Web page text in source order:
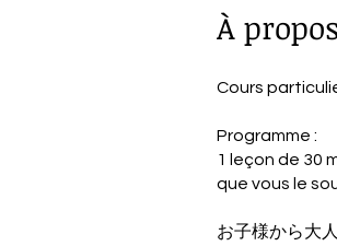
À
Cours
Programme :
1 leçon de 30
que vous le
お子様から大